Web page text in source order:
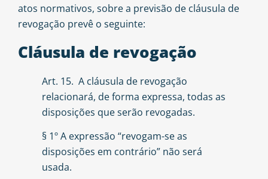
atos normativos, sobre a previsão de cláusula de
revogação prevê o seguinte:
Cláusula de revogação
Art. 15. A cláusula de revogação
relacionará, de forma expressa, todas as
disposições que serão revogadas.
§ 1º A expressão “revogam-se as
disposições em contrário” não será
usada.